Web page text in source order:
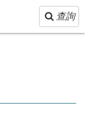
Toggle
navigation
查詢